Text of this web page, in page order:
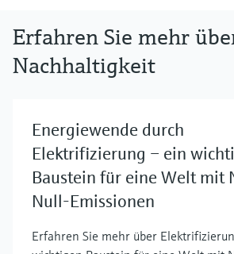
Erfahren Sie mehr
Nachhaltigkeit
Energiewende durch
Elektrifizierung – ein
Baustein für eine Welt mit
Null-Emissionen
Erfahren Sie mehr über